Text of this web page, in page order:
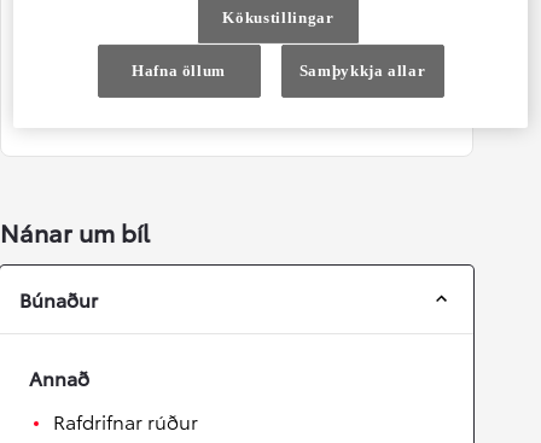
Blandaður akstur Co2
111 g/km
Nánar um bíl
Búnaður
Annað
Rafdrifnar rúður
Kökustillingar
Hafna öllum Samþykkja allar